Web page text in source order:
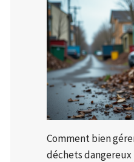
Comment bien
déchets